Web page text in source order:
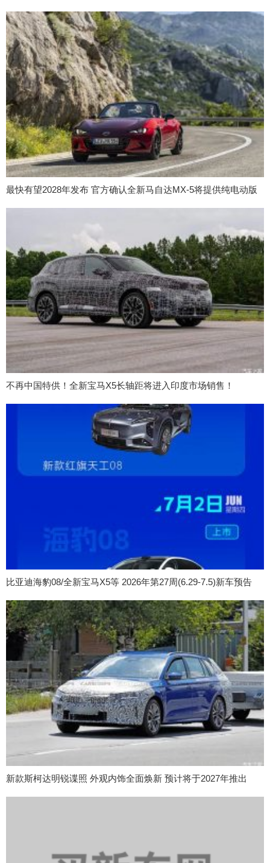
最快有望2028年发布 官方确认全新马自达MX-5将提供纯电动版
不再中国特供！全新宝马X5长轴距将进入印度市场销售！
比亚迪海豹08/全新宝马X5等 2026年第27周(6.29-7.5)新车预告
新款斯柯达明锐谍照 外观内饰全面焕新 预计将于2027年推出